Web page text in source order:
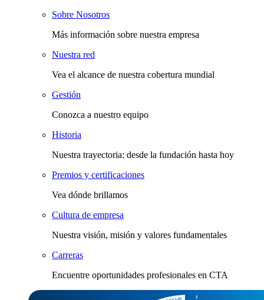
Sobre Nosotros
Más información sobre nuestra empresa
Nuestra red
Vea el alcance de nuestra cobertura mundial
Gestión
Conozca a nuestro equipo
Historia
Nuestra trayectoria: desde la fundación hasta hoy
Premios y certificaciones
Vea dónde brillamos
Cultura de empresa
Nuestra visión, misión y valores fundamentales
Carreras
Encuentre oportunidades profesionales en CTA